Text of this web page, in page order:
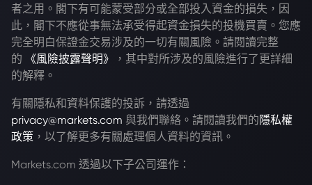
者之用。閣下有可能蒙受部分或全部投入資金的損失，因
此，閣下不應從事無法承受得起資金損失的投機買賣。您應
完全明白保證金交易涉及的一切有關風險。請閱讀完整
的
《風險披露聲明》
，其中對所涉及的風險進行了更詳細
的解釋。
有關隱私和資料保護的投訴，請透過
privacy@markets.com 與我們聯絡。請閱讀我們的 隱私權
政策 ，以了解更多有關處理個人資料的資訊。
Markets.com 透過以下子公司運作：